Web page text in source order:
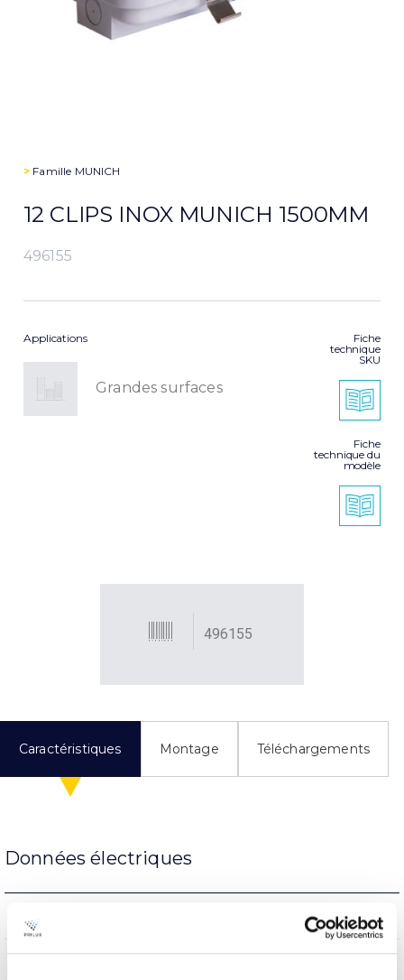
> Famille MUNICH
12 CLIPS INOX MUNICH 1500MM
496155
Applications
Grandes surfaces
Fiche
technique
SKU
Fiche
technique du
modèle
496155
Caractéristiques Montage Téléchargements
Données électriques
NON